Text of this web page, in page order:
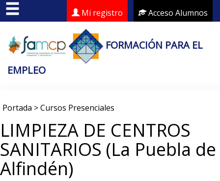
Acceso Alumnos
Mi registro
FORMACIÓN PARA EL
EMPLEO
Portada >Cursos Presenciales
LIMPIEZA DE CENTROS
SANITARIOS (La Puebla de
Alfindén)